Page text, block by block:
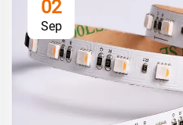
02
Sep